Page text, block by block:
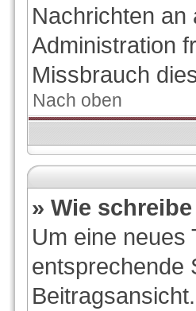
Nachrichten an
Administration
Missbrauch
Nach oben
» Wie
Um eine neues
entsprechende